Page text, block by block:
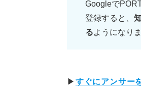
また、結果を
アドバイスを
Googleで
登録すると、
るようになり
▶ すぐにアンサー